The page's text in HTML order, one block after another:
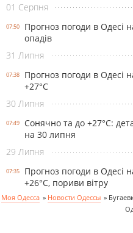
01 Серпня
07:50
Прогноз погоди в Одесі
опадів
31 Липня
07:38
Прогноз погоди в Одесі
+27°С
30 Липня
07:49
Сонячно та до +27°С:
на 30 липня
29 Липня
07:35
Прогноз погоди в Одесі
+26°С, пориви вітру
Моя Одесса » Новости Одессы »